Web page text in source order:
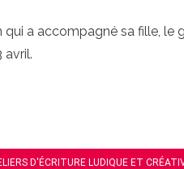
a accompagné sa fille, le
avril.
D'ÉCRITURE LUDIQUE ET